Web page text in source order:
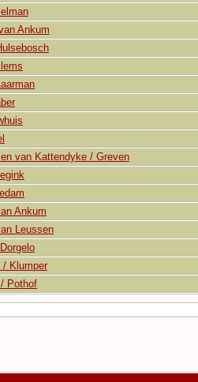
Ankum
van Kattendyke / Greven
Ankum
Leussen
/ Klumper
Pothof